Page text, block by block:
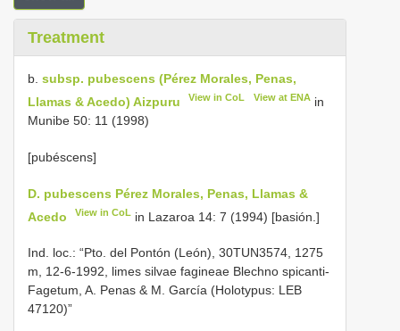
Treatment
b. subsp. pubescens (Pérez Morales, Penas,
Llamas & Acedo) Aizpuru
View in CoL View at ENAin
Munibe 50: 11 (1998)
[pubéscens]
D. pubescens Pérez Morales, Penas, Llamas &
Acedo
View in CoL in Lazaroa 14: 7 (1994) [basión.]
Ind. loc.: “Pto. del Pontón (León), 30TUN3574, 1275
m, 12-6-1992, limes silvae fagineae Blechno spicanti-
Fagetum, A. Penas & M. García (Holotypus: LEB
47120)”